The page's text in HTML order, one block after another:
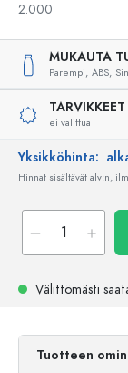
2.000
MUKAUTA
Parempi, ABS,
TARVIKKEET
ei valittua
Yksikköhinta:
Hinnat sisältävät alv:n,
Välittömästi
Tuotteen